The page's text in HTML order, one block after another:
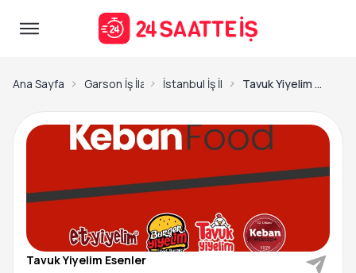
Ana Sayfa Garson İş İlanlarıİstanbul İş İlanları Tavuk Yiyelim Esenler-GARSON
Tavuk Yiyelim Esenler